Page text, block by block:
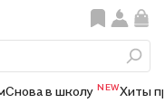
Снова в школу NEWХиты